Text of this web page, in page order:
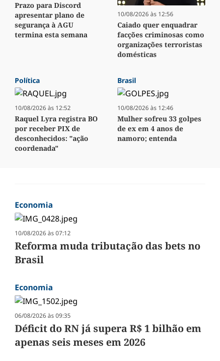
Prazo para Discord
apresentar plano de
segurança à AGU
termina esta semana
10/08/2026 às 12:56
Caiado quer enquadrar
facções criminosas como
organizações terroristas
domésticas
Política
10/08/2026 às 12:52
Raquel Lyra registra BO
por receber PIX de
desconhecidos: "ação
coordenada"
Brasil
10/08/2026 às 12:46
Mulher sofreu 33 golpes
de ex em 4 anos de
namoro; entenda
Economia
10/08/2026 às 07:12
Reforma muda tributação das bets no
Brasil
Economia
06/08/2026 às 09:35
Déficit do RN já supera R$ 1 bilhão em
apenas seis meses em 2026